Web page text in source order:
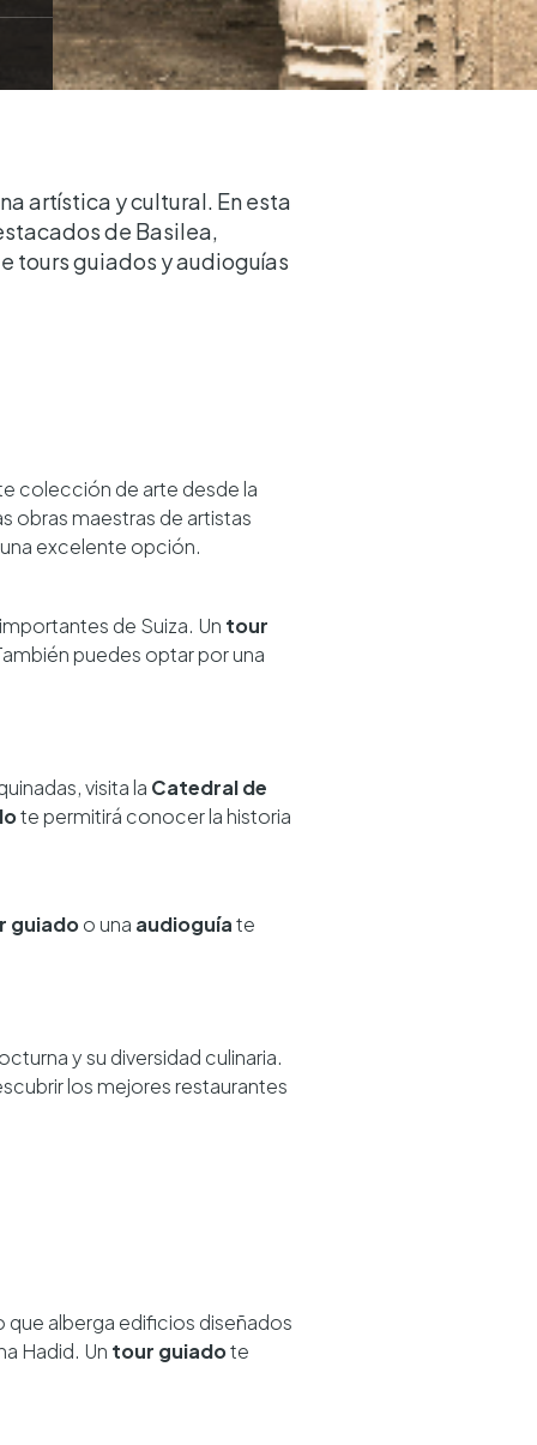
artística y cultural. En esta
de Basilea,
tours guiados y audioguías
colección de arte desde la
obras maestras de artistas
excelente opción.
de Suiza. Un tour
puedes optar por una
visita la Catedral de
te permitirá conocer la historia
guiadoo una audioguíate
y su diversidad culinaria.
los mejores restaurantes
alberga edificios diseñados
Hadid. Un tour guiadote